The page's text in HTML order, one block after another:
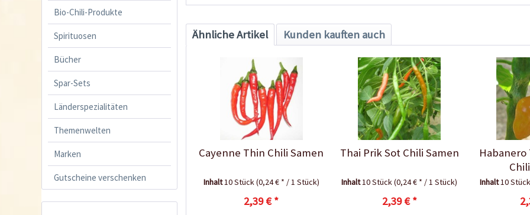
Bio-Chili-Produkte
Spirituosen
Bücher
Spar-Sets
Länderspezialitäten
Themenwelten
Marken
Gutscheine verschenken
Ähnliche Artikel Kunden kauften auch
Cayenne Thin Chili Samen
Inhalt10 Stück(0,24 € * / 1 Stück)
2,39 € *
Thai Prik Sot Chili Samen
Inhalt10 Stück(0,24 € * / 1 Stück)
2,39 € *
Habanero
Inhalt10 Stück